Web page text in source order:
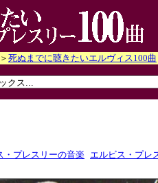
＞ 死ぬまでに聴きたいエルヴィス100曲
・プレスリーの音楽 エルビス・プレ